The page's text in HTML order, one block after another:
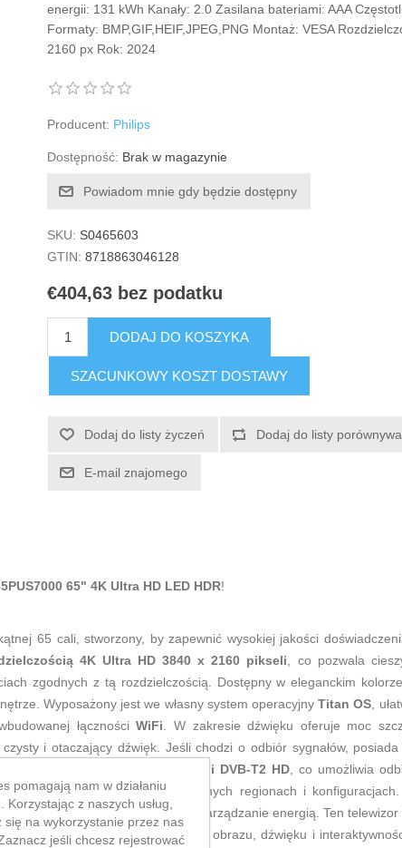
energii: 131 kWh Kanały: 2.0 Zasilana bateriami: AAA
Formaty: BMP,GIF,HEIF,JPEG,PNG Montaż: VESA
2160 px Rok: 2024
Producent: Philips
Dostępność: Brak w magazynie
Powiadom mnie gdy będzie dostępny
SKU: S0465603
GTIN: 8718863046128
€404,63 bez podatku
DODAJ DO KOSZYKA
SZACUNKOWY KOSZT DOSTAWY
Dodaj do listy życzeń Dodaj do listy
E-mail znajomego
65" 4K Ultra HD LED HDR!
65 cali, stworzony, by zapewnić wysokiej jakości
4K Ultra HD 3840 x 2160 pikseli, co pozwala
zgodnych z tą rozdzielczością. Dostępny w eleganckim
Wyposażony jest we własny system operacyjnyTitan OS,
łącznościWiFi. W zakresie dźwięku oferuje moc
i otaczający dźwięk. Jeśli chodzi o odbiór sygnałów,
DVB-S, DVB-S2, DVB-T, DVB-T2 i DVB-T2 HD, co umożliwia
ułatwiając użytkowanie w różnych regionach i
kategorii, wspierając efektywne zarządzanie energią. Ten
z zaawansowanymi funkcjami obrazu, dźwięku i
pomagają nam w działaniu
Korzystając z naszych usług,
się na wykorzystanie przez nas
jeśli chcesz rejestrować